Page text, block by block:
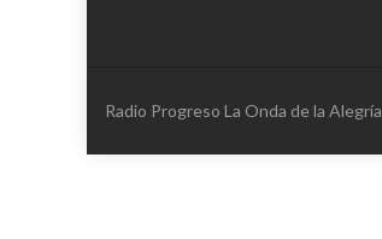
Radio Progreso La Onda de la Alegría